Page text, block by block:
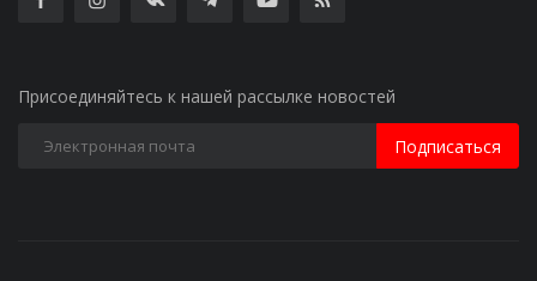
Присоединяйтесь к нашей рассылке новостей
Подписаться